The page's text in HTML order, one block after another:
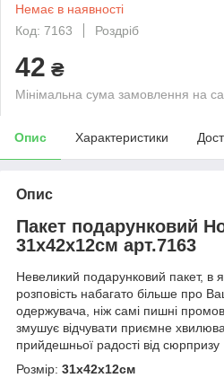
Немає в наявності
Код: 7163
Роздріб
42 ₴
Мінімальна сума замовлення на
Опис Характеристики
Опис
Пакет подарунковий
31х42х12см арт.7163
Невеликий подарунковий пакет, в
розповість набагато більше про
одержувача, ніж самі пишні
змушує відчувати приємне
прийдешньої радості від сюрпризу
Розмір: 31х42х12см